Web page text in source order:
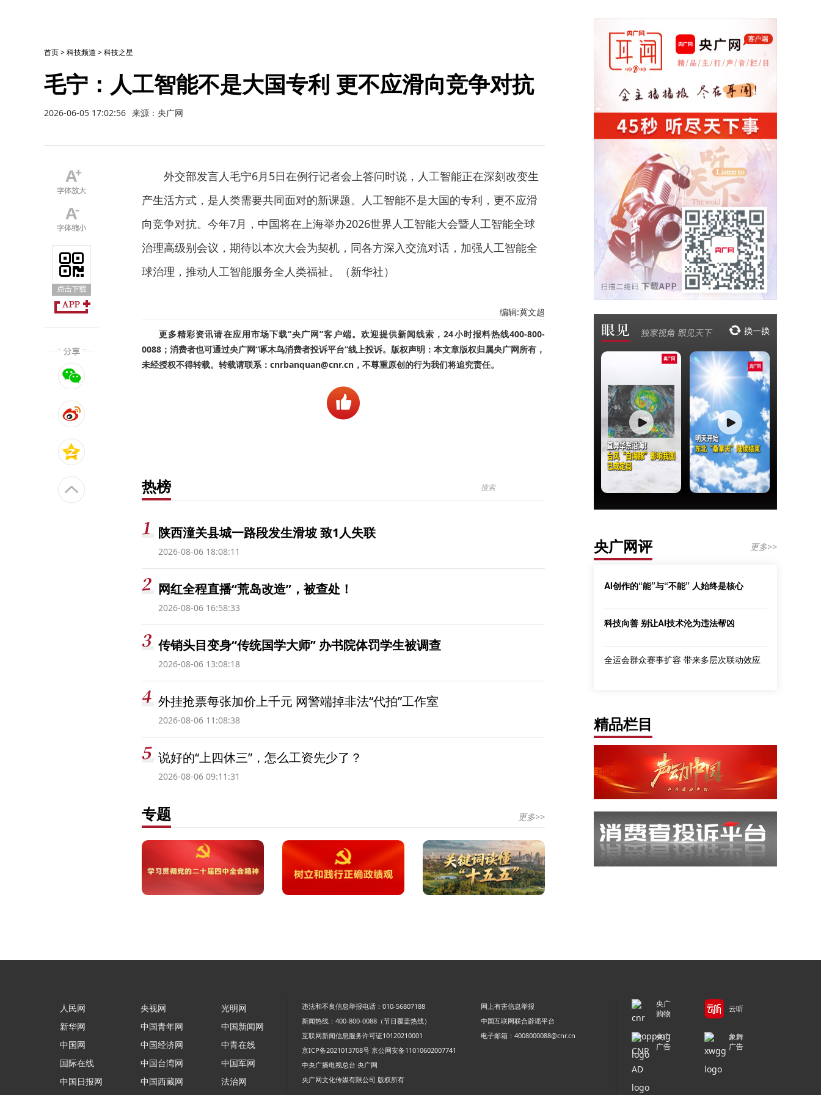
首页>科技频道 >科技之星
毛宁：人工智能不是大国专利 更不应滑向竞争对抗
2026-06-05 17:02:56 来源：央广网
外交部发言人毛宁6月5日在例行记者会上答问时说，人工智能正在深刻改变生
产生活方式，是人类需要共同面对的新课题。人工智能不是大国的专利，更不应滑
向竞争对抗。今年7月，中国将在上海举办2026世界人工智能大会暨人工智能全球
治理高级别会议，期待以本次大会为契机，同各方深入交流对话，加强人工智能全
球治理，推动人工智能服务全人类福祉。（新华社）
编辑:冀文超
更多精彩资讯请在应用市场下载“央广网”客户端。欢迎提供新闻线索，24小时报料热线400-800-
0088；消费者也可通过央广网“啄木鸟消费者投诉平台”线上投诉。版权声明：本文章版权归属央广网所有，
未经授权不得转载。转载请联系：cnrbanquan@cnr.cn，不尊重原创的行为我们将追究责任。
热榜
陕西潼关县城一路段发生滑坡 致1人失联
2026-08-06 18:08:11
网红全程直播“荒岛改造”，被查处！
2026-08-06 16:58:33
传销头目变身“传统国学大师” 办书院体罚学生被调查
2026-08-06 13:08:18
外挂抢票每张加价上千元 网警端掉非法“代拍”工作室
2026-08-06 11:08:38
说好的“上四休三”，怎么工资先少了？
2026-08-06 09:11:31
专题 更多>>
央广网评 更多>>
AI创作的“能”与“不能” 人始终是核心
科技向善 别让AI技术沦为违法帮凶
全运会群众赛事扩容 带来多层次联动效应
精品栏目
人民网
新华网
中国网
国际在线
中国日报网
央视网
中国青年网
中国经济网
中国台湾网
中国西藏网
光明网
中国新闻网
中青在线
中国军网
法治网
违法和不良信息举报电话：010-56807188
网上有害信息举报
新闻热线：400-800-0088（节目覆盖热线）
中国互联网联合辟谣平台
互联网新闻信息服务许可证10120210001
电子邮箱：4008000088@cnr.cn
京ICP备2021013708号 京公网安备11010602007741
中央广播电视总台 央广网
央广网文化传媒有限公司 版权所有
央广
购物
云听
央广
广告
象舞
广告